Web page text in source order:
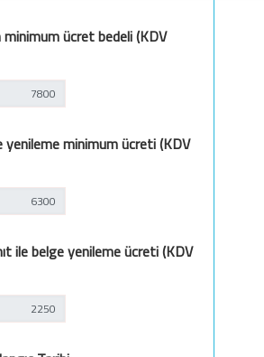
minimum ücret bedeli (KDV
yenileme minimum ücreti (KDV
ile belge yenileme ücreti (KDV